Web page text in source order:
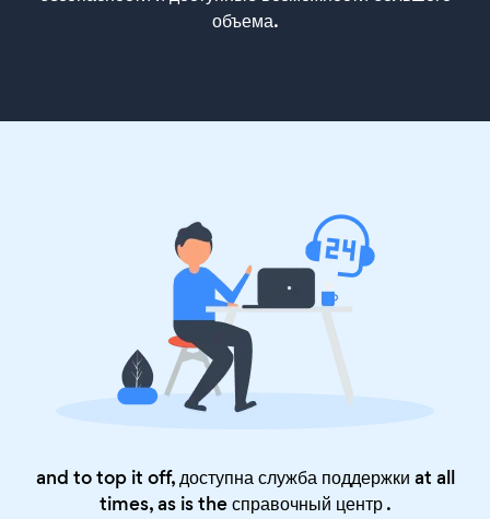
объема.
and to top it off, доступна служба поддержки at all
times, as is theсправочный центр.